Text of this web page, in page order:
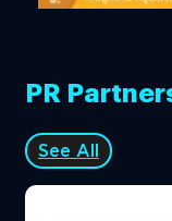
PR
See All